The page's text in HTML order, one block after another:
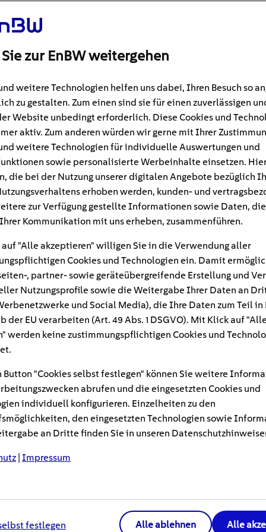
min #Modernisieren und Bauen
im Altbau: Das
steigen, ist die Wärmepumpe in
Denn durch die Nutzung von Luft- oder
reduzieren. In einem Neubau ist die
doch lohnt sich die Montage einer
ohne große Probleme eine Wärmepumpe in einen
vom Einzelfall ab. Verschiedene
Sie achten sollten, wenn Sie Ihren Altbau mit einer
Aspekten wie der Vorlauftemperatur über die
zur EnBW weitergehen
weitere Technologien helfen uns dabei, Ihren Besuch so
zu gestalten. Zum einen sind sie für einen zuverlässigen
Website unbedingt erforderlich. Diese Cookies und
aktiv. Zum anderen würden wir gerne mit Ihrer
weitere Technologien für individuelle Auswertungen und
sowie personalisierte Werbeinhalte einsetzen.
die bei der Nutzung unserer digitalen Angebote bezüglich
erhoben werden, kunden- und
zur Verfügung gestellte Informationen sowie Daten,
Kommunikation mit uns erheben, zusammenführen.
"Alle akzeptieren" willigen Sie in die Verwendung aller
Cookies und Technologien ein. Damit
, partner- sowie geräteübergreifende Erstellung und
Nutzungsprofile sowie die Weitergabe Ihrer Daten an
und Social Media), die Ihre Daten zum Teil in
der EU verarbeiten (Art. 49 Abs. 1 DSGVO). Mit Klick auf
werden keine zustimmungspflichtigen Cookies und
Button "Cookies selbst festlegen" können Sie weitere
abrufen und die eingesetzten Cookies und
individuell konfigurieren. Einzelheiten zu den
den eingesetzten Technologien sowie
an Dritte finden Sie in unseren
| Impressum
festlegen Alle ablehnen Alle